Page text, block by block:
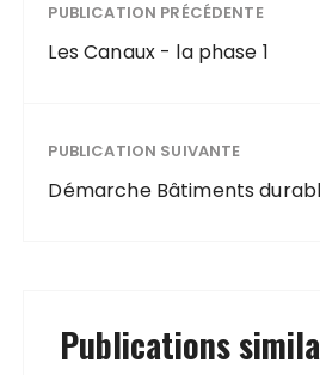
PUBLICATION PRÉCÉDENTE
Les Canaux - la phase 1
PUBLICATION SUIVANTE
Démarche Bâtiments
Publications